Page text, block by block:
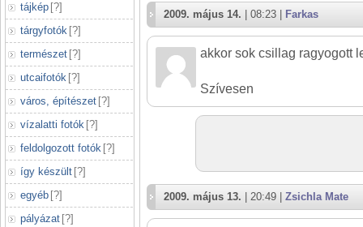
tájkép [?]
tárgyfotók [?]
természet [?]
utcaifotók [?]
város, építészet [?]
vízalatti fotók [?]
feldolgozott fotók [?]
így készült [?]
egyéb [?]
pályázat [?]
2009. május 14. | 08:23 | Farkas
akkor sok csillag ragyogott
Szívesen
2009. május 13. | 20:49 | Zsichla Mate